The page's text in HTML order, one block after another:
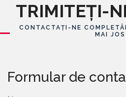
TRIMITEȚI-
CONTACTAȚI-NE
MAI JOS
Formular de